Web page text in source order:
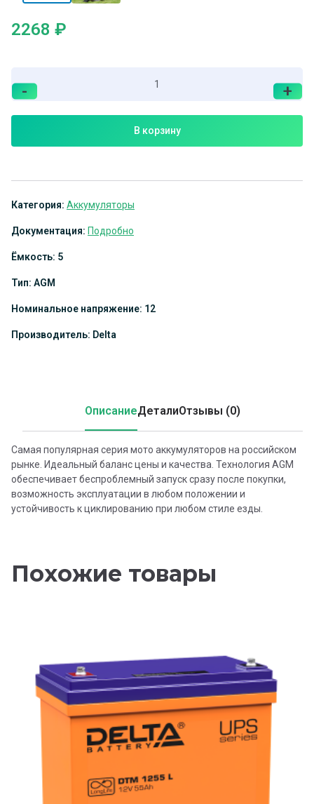
2268 ₽
- +
В корзину
Категория: Аккумуляторы
Документация: Подробно
Ёмкость: 5
Тип: AGM
Номинальное напряжение: 12
Производитель: Delta
ОписаниеДеталиОтзывы (0)
Самая популярная серия мото аккумуляторов на российском
рынке. Идеальный баланс цены и качества. Технология AGM
обеспечивает беспроблемный запуск сразу после покупки,
возможность эксплуатации в любом положении и
устойчивость к циклированию при любом стиле езды.
Похожие товары